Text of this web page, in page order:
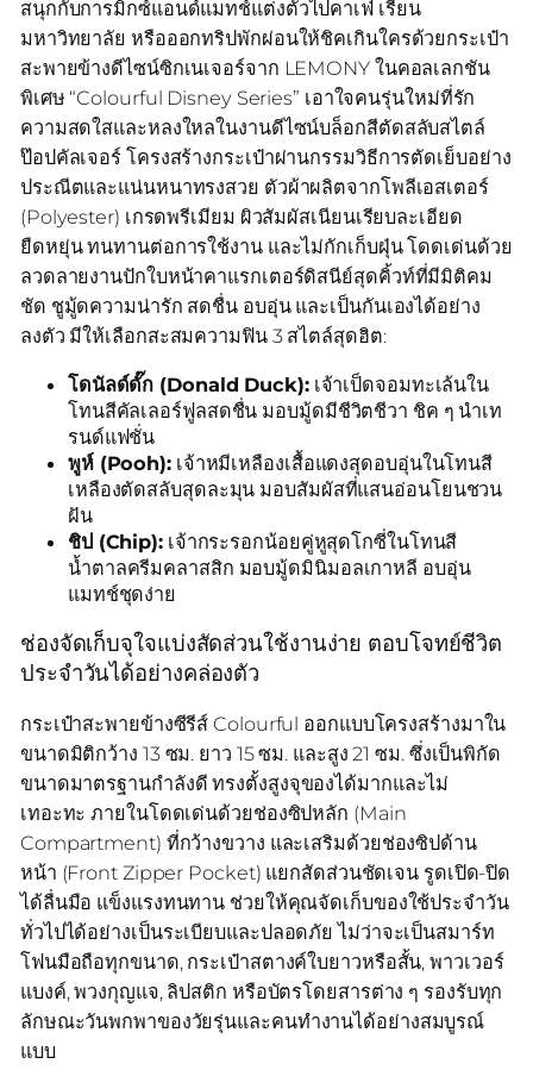
สนุกกับการมิกซ์แอนด์แมทช์แต่งตัวไปคาเฟ่ เรียน
มหาวิทยาลัย หรือออกทริปพักผ่อนให้ชิคเกินใครด้วยกระเป๋า
สะพายข้างดีไซน์ซิกเนเจอร์จาก LEMONY ในคอลเลกชัน
พิเศษ “Colourful Disney Series” เอาใจคนรุ่นใหม่ที่รัก
ความสดใสและหลงใหลในงานดีไซน์บล็อกสีตัดสลับสไตล์
ป๊อปคัลเจอร์ โครงสร้างกระเป๋าผ่านกรรมวิธีการตัดเย็บอย่าง
ประณีตและแน่นหนาทรงสวย ตัวผ้าผลิตจากโพลีเอสเตอร์
(Polyester) เกรดพรีเมียม ผิวสัมผัสเนียนเรียบละเอียด
ยืดหยุ่น ทนทานต่อการใช้งาน และไม่กักเก็บฝุ่น โดดเด่นด้วย
ลวดลายงานปักใบหน้าคาแรกเตอร์ดิสนีย์สุดคิ้วท์ที่มีมิติคม
ชัด ชูมู้ดความน่ารัก สดชื่น อบอุ่น และเป็นกันเองได้อย่าง
ลงตัว มีให้เลือกสะสมความฟิน 3 สไตล์สุดฮิต:
โดนัลด์ดั๊ก (Donald Duck):เจ้าเป็ดจอมทะเล้นใน
โทนสีคัลเลอร์ฟูลสดชื่น มอบมู้ดมีชีวิตชีวา ชิค ๆ นำเท
รนด์แฟชั่น
พูห์ (Pooh):เจ้าหมีเหลืองเสื้อแดงสุดอบอุ่นในโทนสี
เหลืองตัดสลับสุดละมุน มอบสัมผัสที่แสนอ่อนโยนชวน
ฝัน
ชิป (Chip):เจ้ากระรอกน้อยคู่หูสุดโกซี่ในโทนสี
น้ำตาลครีมคลาสสิก มอบมู้ดมินิมอลเกาหลี อบอุ่น
แมทช์ชุดง่าย
ช่องจัดเก็บจุใจแบ่งสัดส่วนใช้งานง่าย ตอบโจทย์ชีวิต
ประจำวันได้อย่างคล่องตัว
กระเป๋าสะพายข้างซีรีส์ Colourful ออกแบบโครงสร้างมาใน
ขนาดมิติกว้าง 13 ซม. ยาว 15 ซม. และสูง 21 ซม. ซึ่งเป็นพิกัด
ขนาดมาตรฐานกำลังดี ทรงตั้งสูงจุของได้มากและไม่
เทอะทะ ภายในโดดเด่นด้วยช่องซิปหลัก (Main
Compartment) ที่กว้างขวาง และเสริมด้วยช่องซิปด้าน
หน้า (Front Zipper Pocket) แยกสัดส่วนชัดเจน รูดเปิด-ปิด
ได้ลื่นมือ แข็งแรงทนทาน ช่วยให้คุณจัดเก็บของใช้ประจำวัน
ทั่วไปได้อย่างเป็นระเบียบและปลอดภัย ไม่ว่าจะเป็นสมาร์ท
โฟนมือถือทุกขนาด, กระเป๋าสตางค์ใบยาวหรือสั้น, พาวเวอร์
แบงค์, พวงกุญแจ, ลิปสติก หรือบัตรโดยสารต่าง ๆ รองรับทุก
ลักษณะวันพกพาของวัยรุ่นและคนทำงานได้อย่างสมบูรณ์
แบบ